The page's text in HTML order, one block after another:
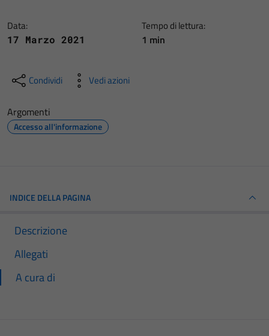
Data:
17 Marzo 2021
Tempo di lettura:
1 min
Condividi Vedi azioni
Argomenti
Accesso all'informazione
INDICE DELLA PAGINA
Descrizione
Allegati
A cura di